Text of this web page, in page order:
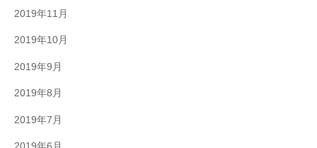
2019年11月
2019年10月
2019年9月
2019年8月
2019年7月